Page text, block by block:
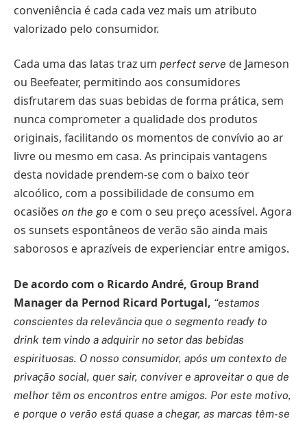
conveniência é cada cada vez mais um atributo
valorizado pelo consumidor.
Cada uma das latas traz um perfect serve de Jameson
ou Beefeater, permitindo aos consumidores
disfrutarem das suas bebidas de forma prática, sem
nunca comprometer a qualidade dos produtos
originais, facilitando os momentos de convívio ao ar
livre ou mesmo em casa. As principais vantagens
desta novidade prendem-se com o baixo teor
alcoólico, com a possibilidade de consumo em
ocasiões on the go e com o seu preço acessível. Agora
os sunsets espontâneos de verão são ainda mais
saborosos e aprazíveis de experienciar entre amigos.
De acordo com o Ricardo André, Group Brand
Manager da Pernod Ricard Portugal, “estamos
conscientes da relevância que o segmento ready to
drink tem vindo a adquirir no setor das bebidas
espirituosas. O nosso consumidor, após um contexto de
privação social, quer sair, conviver e aproveitar o que de
melhor têm os encontros entre amigos. Por este motivo,
e porque o verão está quase a chegar, as marcas têm-se